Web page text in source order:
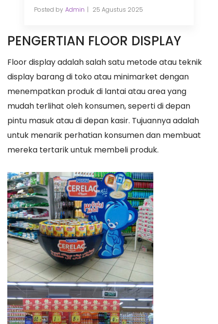
Posted by Admin 25 Agustus 2025
PENGERTIAN FLOOR DISPLAY
Floor display adalah salah satu metode atau teknik
display barang di toko atau minimarket dengan
menempatkan produk di lantai atau area yang
mudah terlihat oleh konsumen, seperti di depan
pintu masuk atau di depan kasir. Tujuannya adalah
untuk menarik perhatian konsumen dan membuat
mereka tertarik untuk membeli produk.